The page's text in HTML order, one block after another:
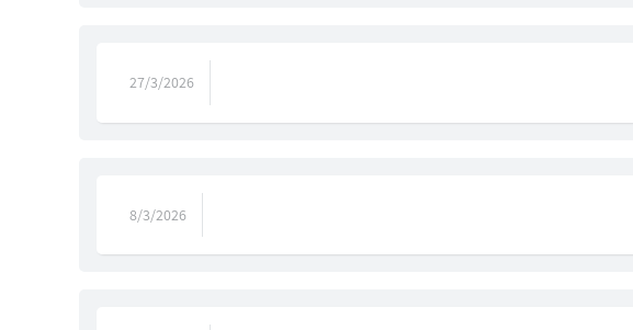
27/3/2026
8/3/2026